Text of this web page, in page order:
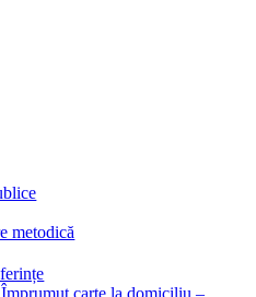
metodică
carte la domiciliu –